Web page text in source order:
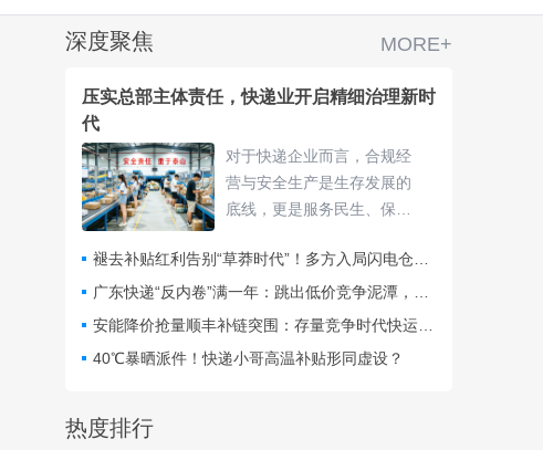
MORE+
深度聚焦
压实总部主体责任，快递业开启精细治理新时
代
对于快递企业而言，合规经
营与安全生产是生存发展的
底线，更是服务民生、保障
的违规处罚与安全隐患，不
仅扰乱行业秩序，更直接威
胁群众寄递安全与公共安
40℃暴晒派件！快递小哥高温补贴形同虚设？
热度排行